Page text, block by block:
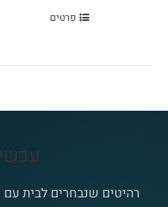
פרטים
רהיטים שנבחרים לבית עם